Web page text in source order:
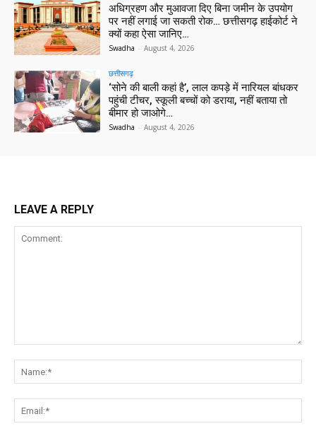
अधिग्रहण और मुआवजा दिए बिना जमीन के उपयोग
पर नहीं लगाई जा सकती रोक… छत्तीसगढ़ हाईकोर्ट ने
क्यों कहा ऐसा जानिए…
Swadha - August 4, 2026
छत्तीसगढ़
‘सोने की बाली कहां है’, लाल कपड़े में नारियल बांधकर
पहुंची टीचर, स्कूली बच्चों को डराया, नहीं बताया तो
बीमार हो जाओगे…
Swadha - August 4, 2026
LEAVE A REPLY